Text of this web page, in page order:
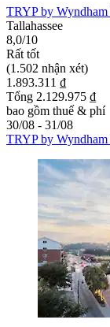
TRYP by
Tallahassee
8,0/10
Rất tốt
(1.502 nhận xét)
1.893.311 ₫
Tổng 2.129.975 ₫
bao gồm thuế & phí
30/08 - 31/08
TRYP by